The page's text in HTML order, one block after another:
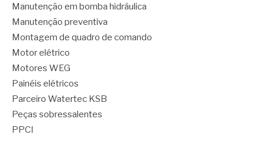
Manutenção em bomba hidráulica
Manutenção preventiva
Montagem de quadro de comando
Motor elétrico
Motores WEG
Painéis elétricos
Parceiro Watertec KSB
Peças sobressalentes
PPCI